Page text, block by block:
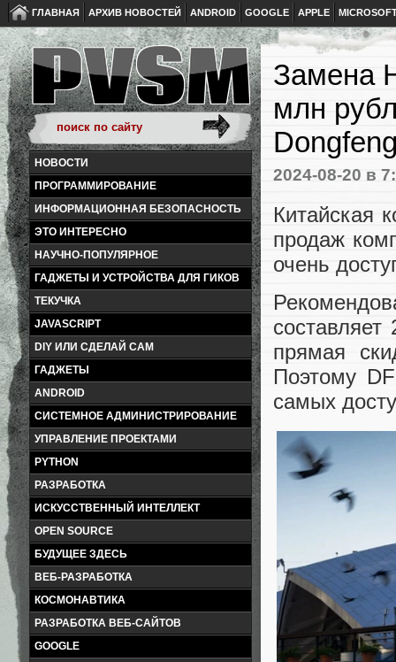
ГЛАВНАЯ АРХИВ НОВОСТЕЙ ANDROID GOOGLE APPLE
НОВОСТИ
ПРОГРАММИРОВАНИЕ
ИНФОРМАЦИОННАЯ БЕЗОПАСНОСТЬ
ЭТО ИНТЕРЕСНО
НАУЧНО-ПОПУЛЯРНОЕ
ГАДЖЕТЫ И УСТРОЙСТВА ДЛЯ ГИКОВ
ТЕКУЧКА
JAVASCRIPT
DIY ИЛИ СДЕЛАЙ САМ
ГАДЖЕТЫ
ANDROID
СИСТЕМНОЕ АДМИНИСТРИРОВАНИЕ
УПРАВЛЕНИЕ ПРОЕКТАМИ
PYTHON
РАЗРАБОТКА
ИСКУССТВЕННЫЙ ИНТЕЛЛЕКТ
OPEN SOURCE
БУДУЩЕЕ ЗДЕСЬ
ВЕБ-РАЗРАБОТКА
КОСМОНАВТИКА
РАЗРАБОТКА ВЕБ-САЙТОВ
GOOGLE
Замена
млн
2024-08-20 в
Китайская
продаж
очень
прямая
Поэтому
самых